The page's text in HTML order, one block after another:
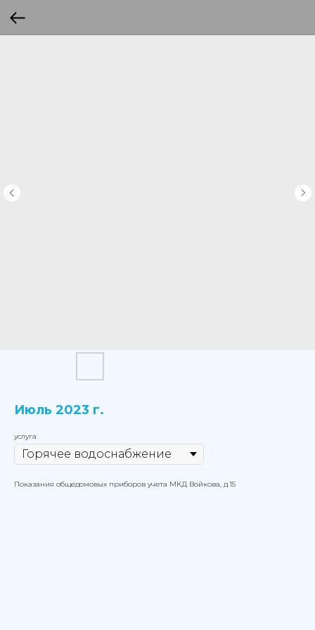
Июль 2023 г.
услуга
Показания общедомовых приборов учета МКД Войкова, д.15